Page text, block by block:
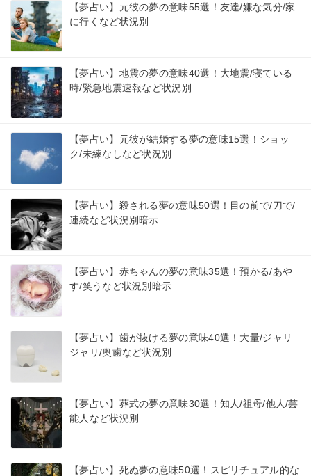
【夢占い】元彼の夢の意味55選！友達/嫌な気分/家
に行くなど状況別
【夢占い】地震の夢の意味40選！大地震/寝ている
時/緊急地震速報など状況別
【夢占い】元彼が結婚する夢の意味15選！ショッ
ク/未練なしなど状況別
【夢占い】殺される夢の意味50選！目の前で/刀で/
連続など状況別暗示
【夢占い】赤ちゃんの夢の意味35選！預かる/あや
す/笑うなど状況別暗示
【夢占い】歯が抜ける夢の意味40選！大量/ジャリ
ジャリ/奥歯など状況別
【夢占い】葬式の夢の意味30選！知人/祖母/他人/芸
能人など状況別
【夢占い】死ぬ夢の意味50選！スピリチュアル的な